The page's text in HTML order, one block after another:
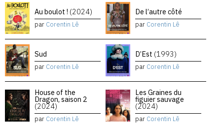
Au boulot ! (2024)
par Corentin Lê
De l’autre côté
par Corentin Lê
Sud
par Corentin Lê
D’Est (1993)
par Corentin Lê
House of the
Dragon, saison 2
(2024)
par Corentin Lê
Les Graines du
figuier sauvage
(2024)
par Corentin Lê